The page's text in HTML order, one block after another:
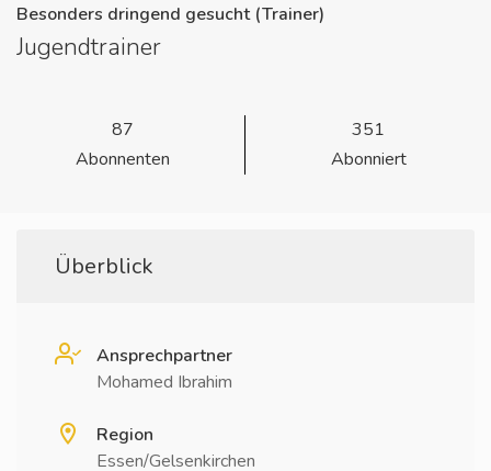
Besonders dringend gesucht (Trainer)
Jugendtrainer
87
Abonnenten
351
Abonniert
Überblick
Ansprechpartner
Mohamed Ibrahim
Region
Essen/Gelsenkirchen